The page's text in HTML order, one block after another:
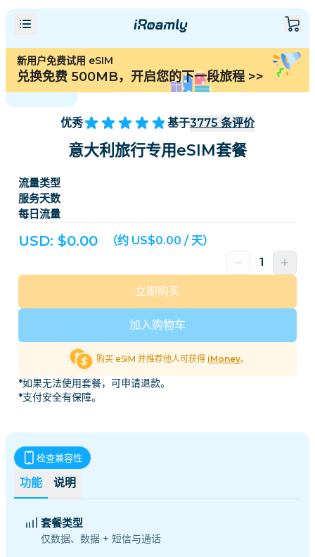
新用户免费试用 eSIM
兑换免费 500MB，开启您的下一段旅程 >>
优秀 基于3775 条评价
意大利旅行专用eSIM套餐
流量类型
服务天数
每日流量
USD: $0.00 （约 US$0.00 / 天）
加入购物车
立即购买
购买 eSIM 并推荐他人可获得 iMoney。
*如果无法使用套餐，可申请退款。
*支付安全有保障。
功能 说明
检查兼容性
套餐类型
仅数据、数据 + 短信与通话